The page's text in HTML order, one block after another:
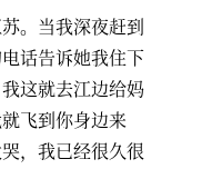
。当我深夜赶到
话告诉她我住下
这就去江边给妈
飞到你身边来
，我已经很久很